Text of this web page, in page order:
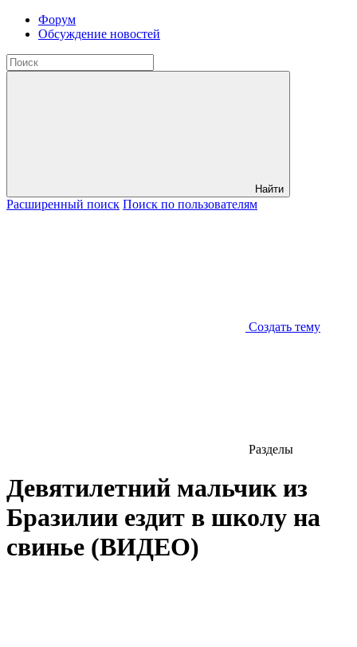
Форум
Обсуждение новостей
Найти
Расширенный поиск Поиск по пользователям
Создать тему
Разделы
Девятилетний мальчик из
Бразилии ездит в школу на
свинье (ВИДЕО)